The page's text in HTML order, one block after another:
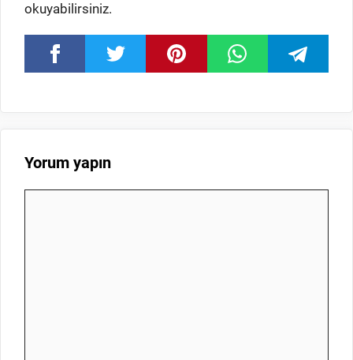
okuyabilirsiniz.
Yorum yapın